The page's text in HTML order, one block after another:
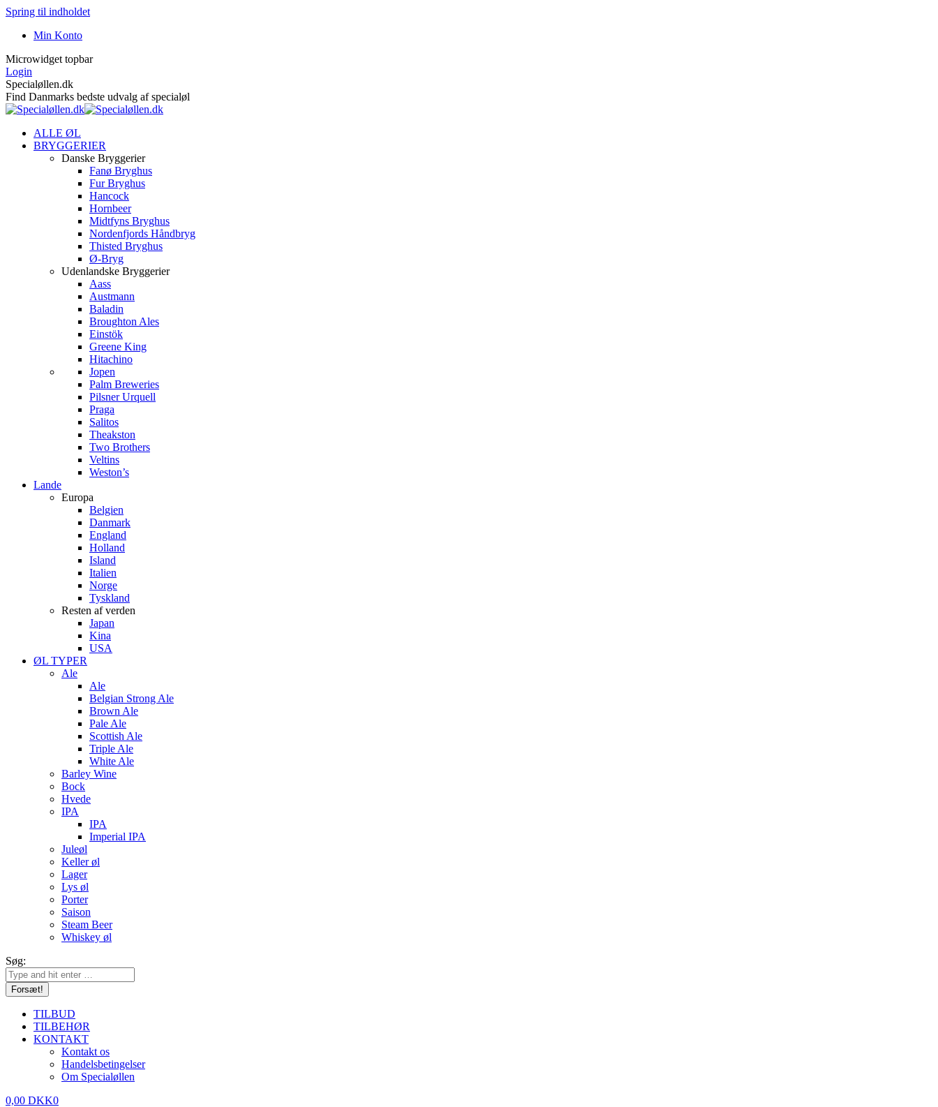
Spring til indholdet
Min Konto
Microwidget topbar
Login
Specialøllen.dk
Find Danmarks bedste udvalg af specialøl
ALLE ØL
BRYGGERIER
Danske Bryggerier
Fanø Bryghus
Fur Bryghus
Hancock
Hornbeer
Midtfyns Bryghus
Nordenfjords Håndbryg
Thisted Bryghus
Ø-Bryg
Udenlandske Bryggerier
Aass
Austmann
Baladin
Broughton Ales
Einstök
Greene King
Hitachino
Jopen
Palm Breweries
Pilsner Urquell
Praga
Salitos
Theakston
Two Brothers
Veltins
Weston’s
Lande
Europa
Belgien
Danmark
England
Holland
Island
Italien
Norge
Tyskland
Resten af verden
Japan
Kina
USA
ØL TYPER
Ale
Ale
Belgian Strong Ale
Brown Ale
Pale Ale
Scottish Ale
Triple Ale
White Ale
Barley Wine
Bock
Hvede
IPA
IPA
Imperial IPA
Juleøl
Keller øl
Lager
Lys øl
Porter
Saison
Steam Beer
Whiskey øl
Søg:
TILBUD
TILBEHØR
KONTAKT
Kontakt os
Handelsbetingelser
Om Specialøllen
0,00 DKK0